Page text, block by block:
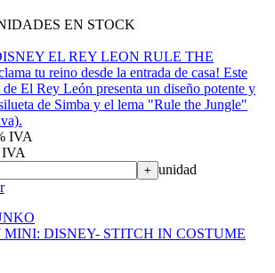
EN STOCK
EL REY LEON RULE THE
tu reino desde la entrada de casa! Este
El Rey León presenta un diseño potente y
de Simba y el lema "Rule the Jungle"
IVA
IVA
+ unidad